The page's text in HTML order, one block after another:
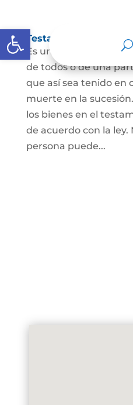
Abrir barra de herramientas
Testamento
Es un acto por el cual
de todos o de una
que así sea tenido en
muerte en la
los bienes en el
de acuerdo con la ley.
persona puede...